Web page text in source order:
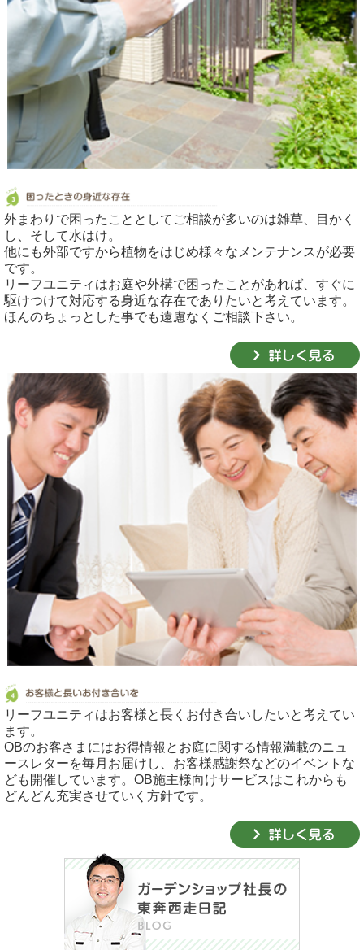
外まわりで困ったこととしてご相談が多いのは雑草、目かく
し、そして水はけ。
他にも外部ですから植物をはじめ様々なメンテナンスが必要
です。
リーフユニティはお庭や外構で困ったことがあれば、すぐに
駆けつけて対応する身近な存在でありたいと考えています。
ほんのちょっとした事でも遠慮なくご相談下さい。
リーフユニティはお客様と長くお付き合いしたいと考えてい
ます。
OBのお客さまにはお得情報とお庭に関する情報満載のニュ
ースレターを毎月お届けし、お客様感謝祭などのイベントな
ども開催しています。OB施主様向けサービスはこれからも
どんどん充実させていく方針です。